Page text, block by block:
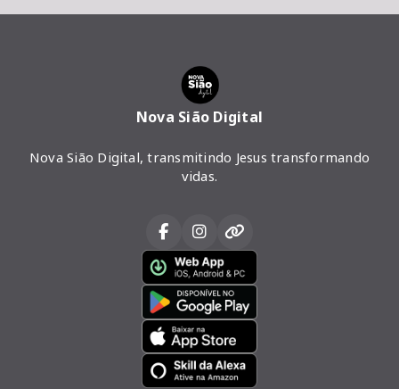
Nova Sião Digital
Nova Sião Digital, transmitindo Jesus transformando
vidas.